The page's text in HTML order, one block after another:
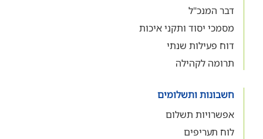
דבר המנכ"ל
מסמכי יסוד ותקני איכות
דוח פעילות שנתי
תרומה לקהילה
חשבונות ותשלומים
אפשרויות תשלום
לוח תעריפים